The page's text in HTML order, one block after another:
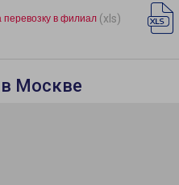
в филиал (xls)
Москве